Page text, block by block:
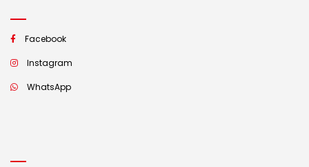
Facebook
Instagram
WhatsApp